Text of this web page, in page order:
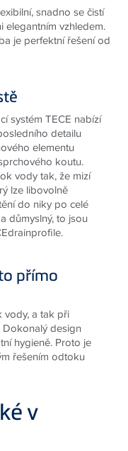
snadno se čistí
elegantním vzhledem.
je perfektní řešení od
systém TECE nabízí
detailu
elementu
koutu.
vody tak, že mizí
lze libovolně
do niky po celé
důmyslný, to jsou
přímo
vody, a tak při
Dokonalý design
hygieně. Proto je
řešením odtoku
v